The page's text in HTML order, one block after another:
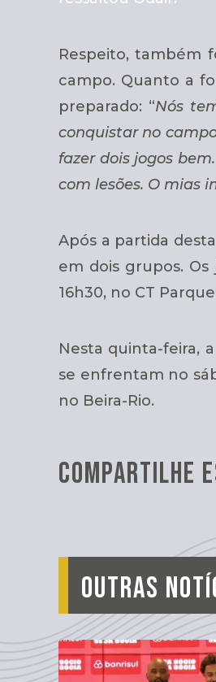
Respeito, também
campo. Quanto a
preparado: “Nós
conquistar no
fazer dois jogos
com lesões. O mias
Após a partida
em dois grupos.
16h30, no CT
Nesta quinta-feira,
se enfrentam no
no Beira-Rio.
COMPARTILHE
OUTRAS